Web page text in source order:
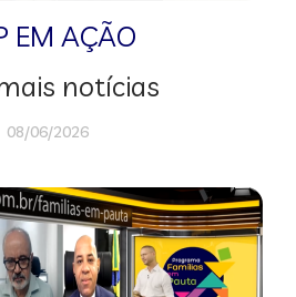
EM AÇÃO
notícias
08/06/2026